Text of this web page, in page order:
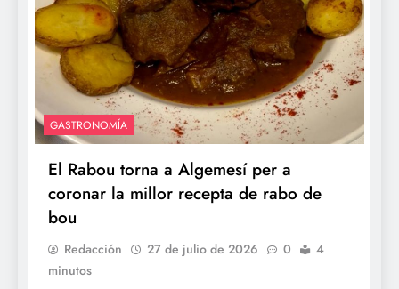
GASTRONOMÍA
El Rabou torna a Algemesí per a
coronar la millor recepta de rabo de
bou
Redacción 27 de julio de 2026 0
4
minutos